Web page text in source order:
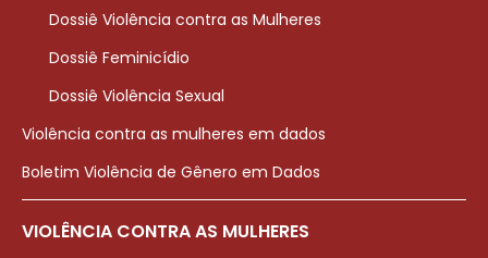
Dossiê Violência contra as Mulheres
Dossiê Feminicídio
Dossiê Violência Sexual
Violência contra as mulheres em dados
Boletim Violência de Gênero em Dados
VIOLÊNCIA CONTRA AS MULHERES